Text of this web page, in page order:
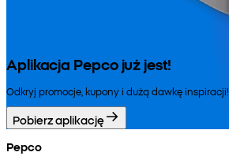
Aplikacja Pepco już jest!
Odkryj promocje, kupony i dużą dawkę inspiracji!
Pobierz aplikację
Pepco